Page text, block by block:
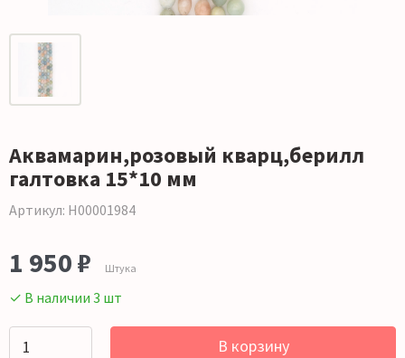
Аквамарин,розовый кварц,берилл
галтовка 15*10 мм
Артикул: Н00001984
1 950 ₽ Штука
✓ В наличии 3 шт
В корзину